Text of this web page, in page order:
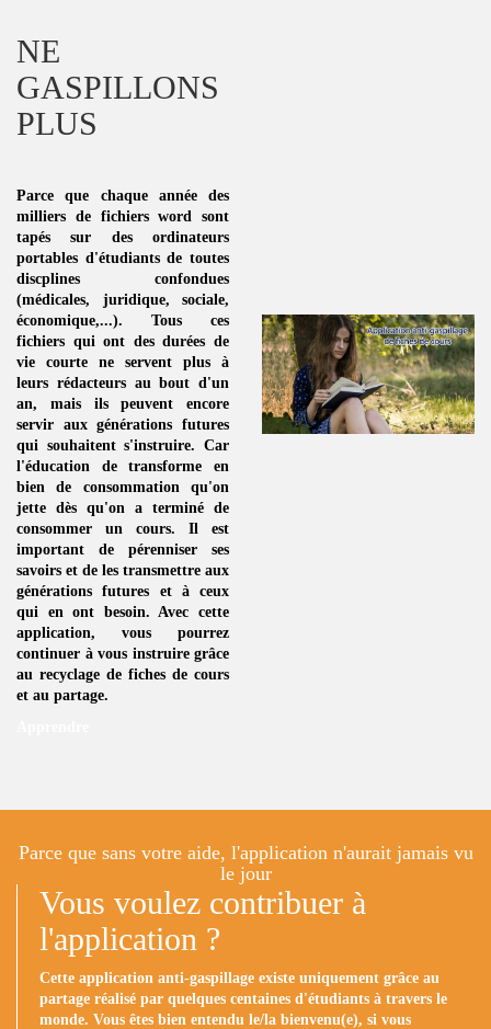
NE
GASPILLONS
PLUS
Parce que chaque année des
milliers de fichiers word sont
tapés sur des ordinateurs
portables d'étudiants de toutes
discplines confondues
(médicales, juridique, sociale,
économique,...). Tous ces
fichiers qui ont des durées de
vie courte ne servent plus à
leurs rédacteurs au bout d'un
an, mais ils peuvent encore
servir aux générations futures
qui souhaitent s'instruire. Car
l'éducation de transforme en
bien de consommation qu'on
jette dès qu'on a terminé de
consommer un cours. Il est
important de pérenniser ses
savoirs et de les transmettre aux
générations futures et à ceux
qui en ont besoin. Avec cette
application, vous pourrez
continuer à vous instruire grâce
au recyclage de fiches de cours
et au partage.
Parce que sans votre aide, l'application n'aurait jamais vu
le jour
Vous voulez contribuer à
l'application ?
Cette application anti-gaspillage existe uniquement grâce au
partage réalisé par quelques centaines d'étudiants à travers le
monde. Vous êtes bien entendu le/la bienvenu(e), si vous